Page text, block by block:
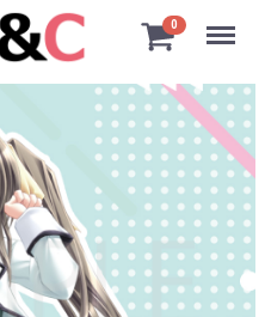
0 Menu